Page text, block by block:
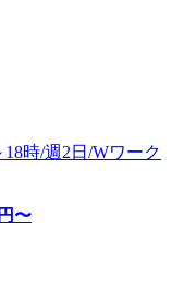
時/週2日/Wワーク
円〜